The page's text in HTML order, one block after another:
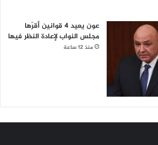
عون يعيد 4 قوانين أقرّها
مجلس النواب لإعادة النظر فيها
منذ 12 ساعة